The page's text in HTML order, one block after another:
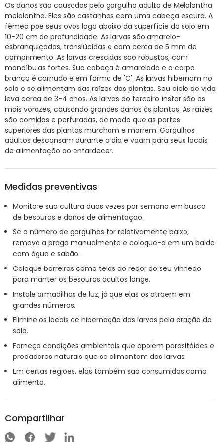
Os danos são causados pelo gorgulho adulto de Melolontha
melolontha. Eles são castanhos com uma cabeça escura. A
fêmea põe seus ovos logo abaixo da superfície do solo em
10-20 cm de profundidade. As larvas são amarelo-
esbranquiçadas, translúcidas e com cerca de 5 mm de
comprimento. As larvas crescidas são robustas, com
mandíbulas fortes. Sua cabeça é amarelada e o corpo
branco é carnudo e em forma de 'C'. As larvas hibernam no
solo e se alimentam das raízes das plantas. Seu ciclo de vida
leva cerca de 3-4 anos. As larvas do terceiro ínstar são as
mais vorazes, causando grandes danos às plantas. As raízes
são comidas e perfuradas, de modo que as partes
superiores das plantas murcham e morrem. Gorgulhos
adultos descansam durante o dia e voam para seus locais
de alimentação ao entardecer.
Medidas preventivas
Monitore sua cultura duas vezes por semana em busca
de besouros e danos de alimentação.
Se o número de gorgulhos for relativamente baixo,
remova a praga manualmente e coloque-a em um balde
com água e sabão.
Coloque barreiras como telas ao redor do seu vinhedo
para manter os besouros adultos longe.
Instale armadilhas de luz, já que elas os atraem em
grandes números.
Elimine os locais de hibernação das larvas pela aração do
solo.
Forneça condições ambientais que apoiem parasitóides e
predadores naturais que se alimentam das larvas.
Em certas regiões, elas também são consumidas como
alimento.
Compartilhar